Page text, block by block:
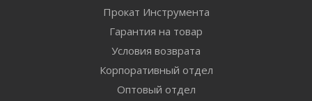
Прокат Инструмента
Гарантия на товар
Условия возврата
Корпоративный отдел
Оптовый отдел